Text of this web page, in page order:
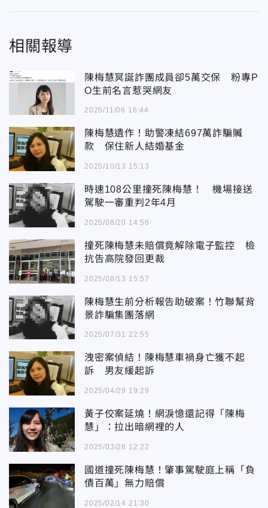
相關報導
陳梅慧冥誕詐團成員卻5萬交保 粉專P
O生前名言惹哭網友
2025/11/06 16:44
陳梅慧遺作！助警凍結697萬詐騙贓
款 保住新人結婚基金
2025/10/13 15:13
時速108公里撞死陳梅慧！ 機場接送
駕駛一審重判2年4月
2025/08/20 14:56
撞死陳梅慧未賠償竟解除電子監控 檢
抗告高院發回更裁
2025/08/13 15:57
陳梅慧生前分析報告助破案！竹聯幫背
景詐騙集團落網
2025/07/31 22:55
洩密案偵結！陳梅慧車禍身亡獲不起
訴 男友緩起訴
2025/04/29 19:29
黃子佼案延燒！網淚憶還記得「陳梅
慧」：拉出暗網裡的人
2025/03/28 12:22
國道撞死陳梅慧！肇事駕駛庭上稱「負
債百萬」無力賠償
2025/02/14 21:30